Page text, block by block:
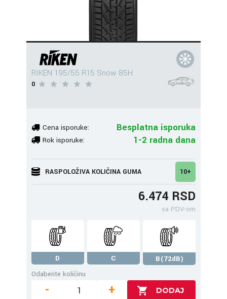
RIKEN 195/55 R15 Snow 85H
0
Cena isporuke: Besplatna isporuka
Rok isporuke: 1-2 radna dana
RASPOLOŽIVA KOLIČINA GUMA 10+
6.474 RSD
sa PDV-om
D C
B(72dB)
Odaberite količinu
- +